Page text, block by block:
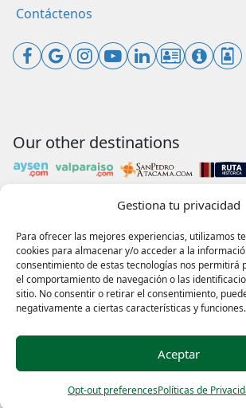
Gestiona tu privacidad
Para ofrecer las mejores experiencias, utilizamos
cookies para almacenar y/o acceder a la
consentimiento de estas tecnologías nos permitirá
el comportamiento de navegación o las
sitio. No consentir o retirar el consentimiento,
negativamente a ciertas características y funciones.
Aceptar
Opt-out preferencesPolíticas de
Reservar
Contáctenos
Our other destinations
Our collaborations